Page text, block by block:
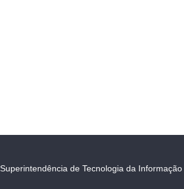
Superintendência de Tecnologia da Informação